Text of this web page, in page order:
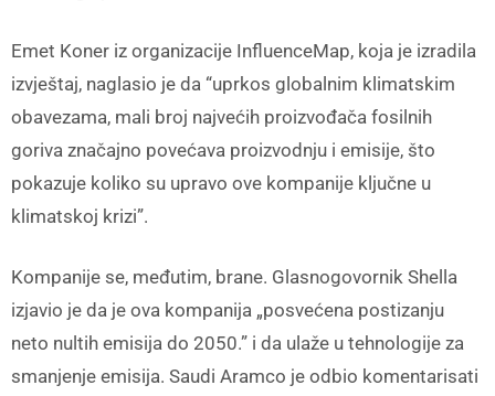
Emet Koner iz organizacije InfluenceMap, koja je izradila
izvještaj, naglasio je da “uprkos globalnim klimatskim
obavezama, mali broj najvećih proizvođača fosilnih
goriva značajno povećava proizvodnju i emisije, što
pokazuje koliko su upravo ove kompanije ključne u
klimatskoj krizi”.
Kompanije se, međutim, brane. Glasnogovornik Shella
izjavio je da je ova kompanija „posvećena postizanju
neto nultih emisija do 2050.” i da ulaže u tehnologije za
smanjenje emisija. Saudi Aramco je odbio komentarisati